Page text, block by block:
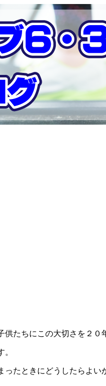
たちにこの大切さを２０
たときにどうしたらよ